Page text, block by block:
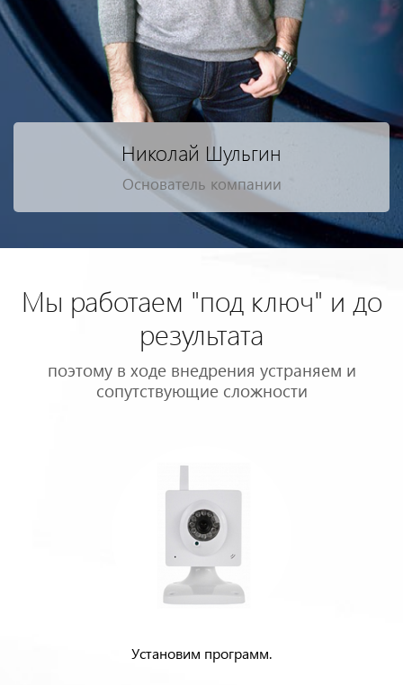
Николай Шульгин
Основатель компании
Мы работаем "под ключ" и до
результата
поэтому в ходе внедрения устраняем и
сопутствующие сложности
Установим программ.